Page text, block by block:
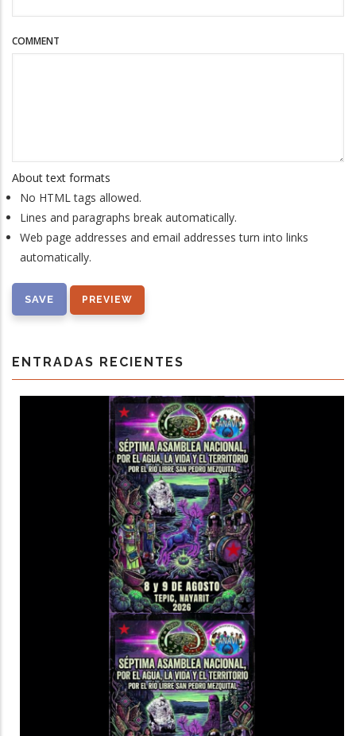
COMMENT
About text formats
No HTML tags allowed.
Lines and paragraphs break automatically.
Web page addresses and email addresses turn into links
automatically.
ENTRADAS RECIENTES